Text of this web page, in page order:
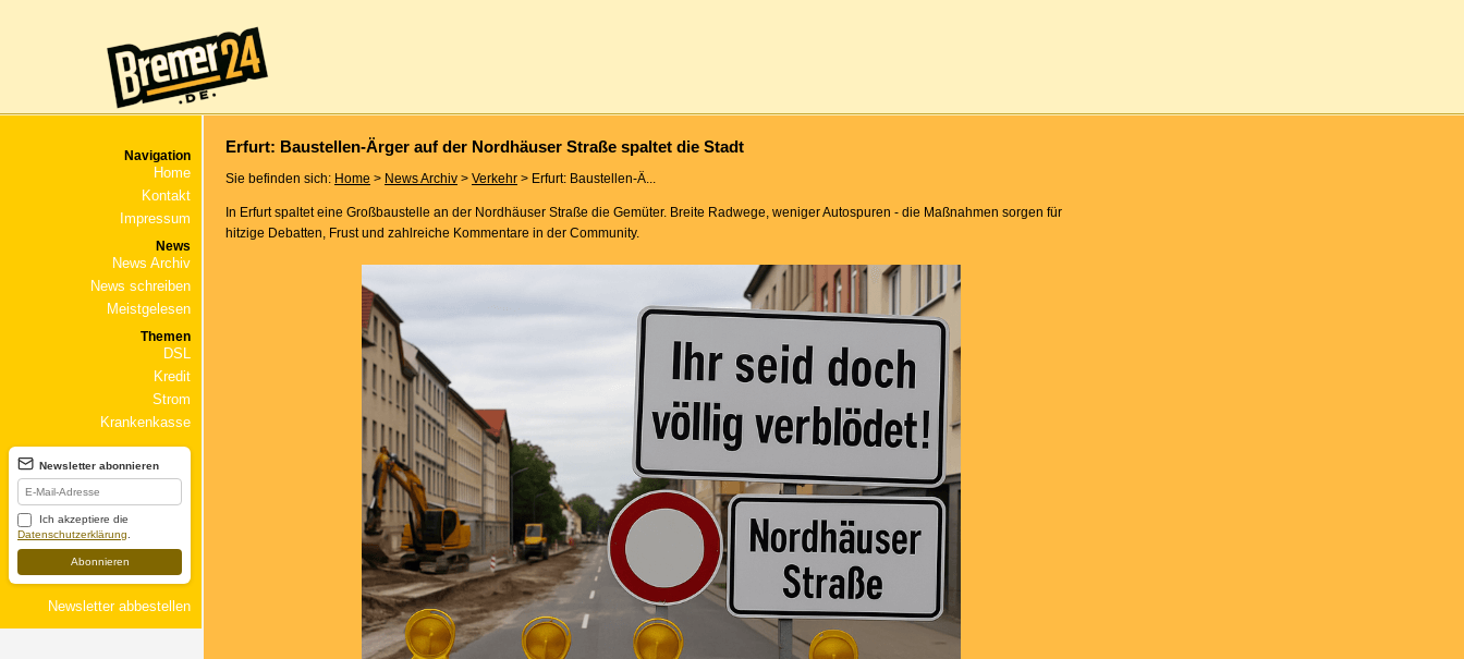
Navigation
Home
Kontakt
Impressum
News
News Archiv
News schreiben
Meistgelesen
Themen
DSL
Kredit
Strom
Krankenkasse
Newsletter abonnieren
Ich akzeptiere die
Datenschutzerklärung
Abonnieren
Newsletter abbestellen
Erfurt: Baustellen-Ärger auf der Nordhäuser Straße spaltet die Stadt
Sie befinden sich: Home > News Archiv > Verkehr > Erfurt: Baustellen-Ä...
In Erfurt spaltet eine Großbaustelle an der Nordhäuser Straße die Gemüter. Breite Radwege, weniger Autospuren - die Maßnahmen sorgen für
hitzige Debatten, Frust und zahlreiche Kommentare in der Community.